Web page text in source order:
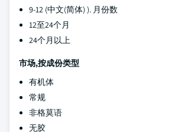
9-12 (中文(简体) ). 月份数
12至24个月
24个月以上
市场,按成份类型
有机体
常规
非格莫语
无胶